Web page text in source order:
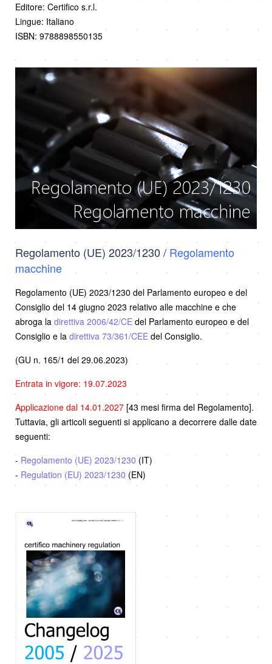
Editore: Certifico s.r.l.
Lingue: Italiano
ISBN: 9788898550135
Regolamento (UE) 2023/1230 / Regolamento
macchine
Regolamento (UE) 2023/1230 del Parlamento europeo e del
Consiglio del 14 giugno 2023 relativo alle macchine e che
abroga la direttiva 2006/42/CE del Parlamento europeo e del
Consiglio e la direttiva 73/361/CEE del Consiglio.
(GU n. 165/1 del 29.06.2023)
Entrata in vigore: 19.07.2023
Applicazione dal 14.01.2027 [43 mesi firma del Regolamento].
Tuttavia, gli articoli seguenti si applicano a decorrere dalle date
seguenti:
- Regolamento (UE) 2023/1230 (IT)
- Regulation (EU) 2023/1230 (EN)